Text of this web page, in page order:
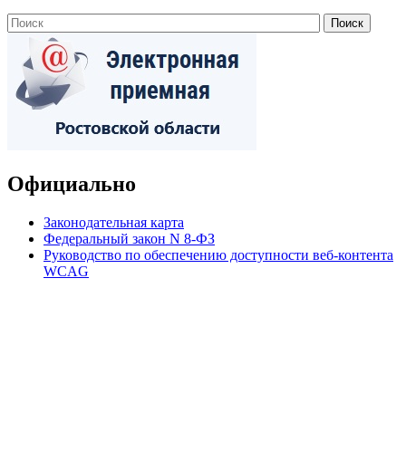
Официально
Законодательная карта
Федеральный закон N 8-ФЗ
Руководство по обеспечению доступности веб-контента
WCAG